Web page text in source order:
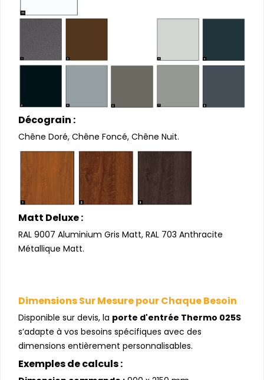
Décograin :
Chêne Doré, Chêne Foncé, Chêne Nuit.
Matt Deluxe :
RAL 9007 Aluminium Gris Matt, RAL 703 Anthracite
Métallique Matt.
Dimensions Sur Mesure pour Chaque Besoin
Disponible sur devis, la porte d'entrée Thermo 025S
s’adapte à vos besoins spécifiques avec des
dimensions entièrement personnalisables.
Exemples de calculs :